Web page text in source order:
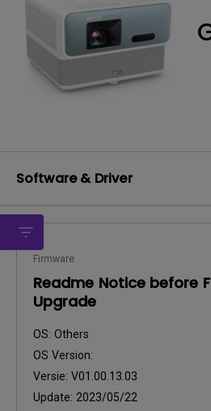
Software & Driver
Firmware
Readme Notice before
Upgrade
OS: Others
OS Version:
Versie: V01.00.13.03
Update: 2023/05/22